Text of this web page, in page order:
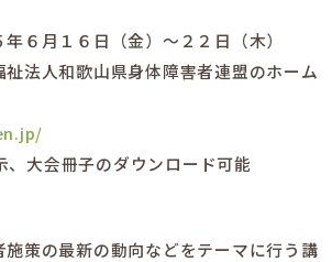
年６月１６日（金）～２２日（木）
祉法人和歌山県身体障害者連盟のホーム
、大会冊子のダウンロード可能
策の最新の動向などをテーマに行う講